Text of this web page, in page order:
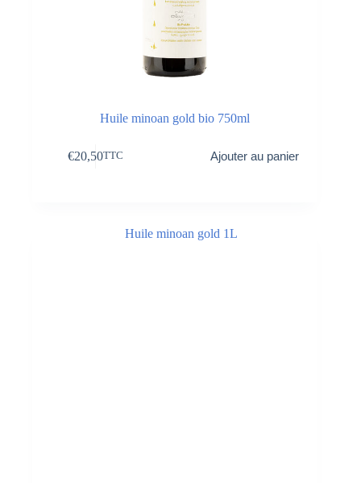
Huile minoan gold bio 750ml
€20,50TTC Ajouter au panier